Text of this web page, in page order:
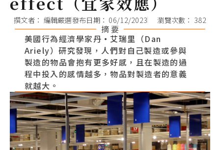
撰文者： 編輯嚴選發布日期： 06/12/2023 瀏覽次數： 382
摘 要
美國行為經濟學家丹·艾瑞里（Dan
Ariely）研究發現，人們對自己製造或參與
製造的物品會抱有更多好感，且在製造的過
程中投入的感情越多，物品對製造者的意義
就越大。